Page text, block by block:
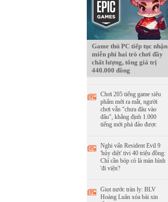
Game thủ PC tiếp tục nhận
miễn phí hai trò chơi đầy
chất lượng, tổng giá trị
440.000 đồng
Chơi 205 tiếng game siêu
phẩm mới ra mắt, người
chơi vẫn "chưa đâu vào
đâu", khẳng định 1.000
tiếng mới phá đảo được
Nghi vấn Resident Evil 9
'hủy diệt' tivi 40 triệu đồng:
Chỉ cần bóp cò là màn hình
'đi viện'!
Giọt nước tràn ly: BLV
Hoàng Luân xóa bài xin